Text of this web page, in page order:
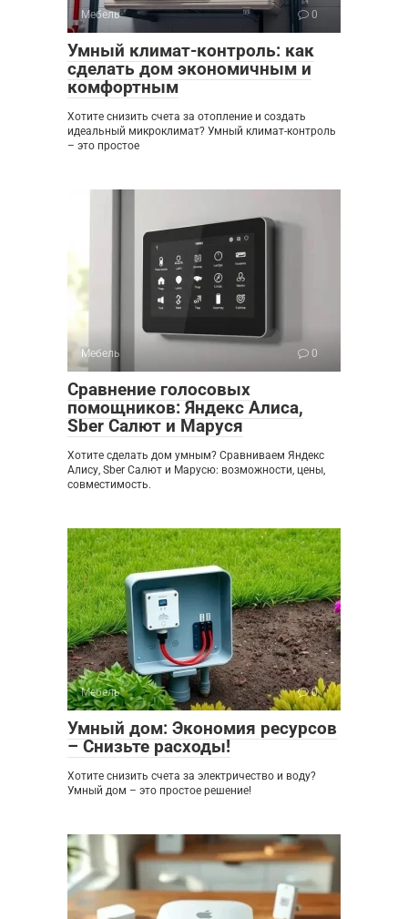
Мебель 0
Умный климат-контроль: как
сделать дом экономичным и
комфортным
Хотите снизить счета за отопление и создать
идеальный микроклимат? Умный климат-контроль
– это простое
Мебель 0
Сравнение голосовых
помощников: Яндекс Алиса,
Sber Салют и Маруся
Хотите сделать дом умным? Сравниваем Яндекс
Алису, Sber Салют и Марусю: возможности, цены,
совместимость.
Мебель 0
Умный дом: Экономия ресурсов
– Снизьте расходы!
Хотите снизить счета за электричество и воду?
Умный дом – это простое решение!